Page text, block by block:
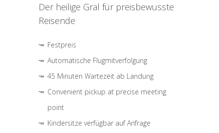
Der heilige Gral für preisbewusste
Reisende
Festpreis
Automatische Flugmitverfolgung
45 Minuten Wartezeit ab Landung
Convenient pickup at precise meeting
point
Kindersitze verfügbar auf Anfrage